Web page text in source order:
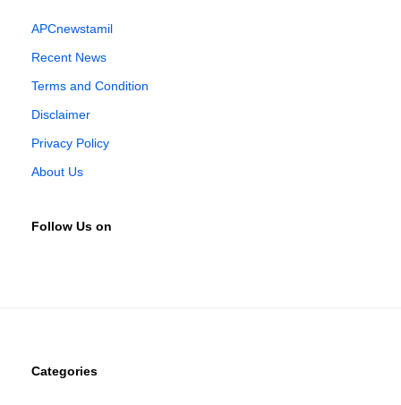
APCnewstamil
Recent News
Terms and Condition
Disclaimer
Privacy Policy
About Us
Follow Us on
Categories